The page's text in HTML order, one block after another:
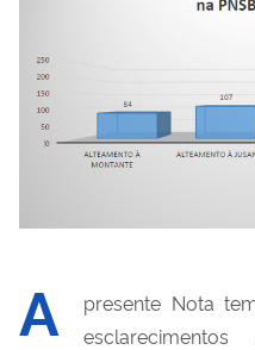
A
presente Nota